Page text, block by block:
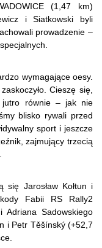
(1,47 km)
i Siatkowski byli
prowadzenie –
wymagające oesy.
Cieszę się,
równie – jak nie
blisko rywali przed
sport i jeszcze
zajmujący trzecią
Jarosław Kołtun i
Fabii RS Rally2
Adriana Sadowskiego
i Petr Těšínský (+52,7